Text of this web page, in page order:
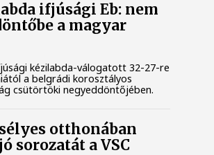
ifjúsági Eb: nem
a magyar
kézilabda-válogatott 32-27-re
a belgrádi korosztályos
csütörtöki negyeddöntőjében.
otthonában
sorozatát a VSC